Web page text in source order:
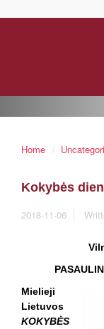
Home
Kokybės
2018-11-06
Mielieji
Lietuvos
KOKYBĖS